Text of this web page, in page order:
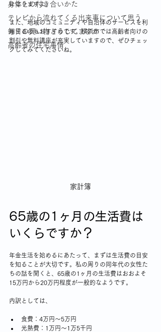
身体との付き合いかた
テレビから流れてくる出来事について思う
毎日の買い物どうしてますか
高齢者の住宅事情
になりますよ。
また、地域のコミュニティや自治体のサービスを利
用するのもおすすめです。横浜市では高齢者向けの
割引や無料講座が充実していますので、ぜひチェッ
クしてみてくださいね。
家計簿
65歳の1ヶ月の生活費は
いくらですか？
年金生活を始めるにあたって、まずは生活費の目安
を知ることが大切です。私の周りの同年代の女性た
ちの話を聞くと、65歳の1ヶ月の生活費はおおよそ
15万円から20万円程度が一般的なようです。
内訳としては、
食費：4万円〜5万円
光熱費：1万円〜1万5千円